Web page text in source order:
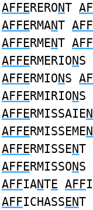
AFFERERONT
AFFERMANT
AFFERMENT
AFFERMERIONS
AFFERMIONS
AFFERMIRIONS
AFFERMISSAIEN
AFFERMISSEMEN
AFFERMISSENT
AFFERMISSONS
AFFIANTE AFF
AFFICHASSENT